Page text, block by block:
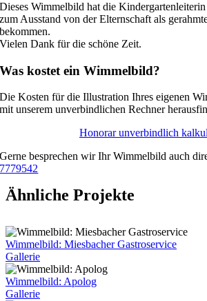
Image
Dieses Wimmelbild hat die
zum Ausstand von der Elternschaft als
bekommen.
Vielen Dank für die schöne Zeit.
Was kostet ein Wimmelbild?
Die Kosten für die Illustration Ihres eigenen
mit unserem unverbindlichen Rechner
Honorar unverbindlich
Gerne besprechen wir Ihr Wimmelbild auch
7779542
Ähnliche Projekte
Wimmelbild: Miesbacher Gastroservice
Gallerie
Wimmelbild: Apolog
Gallerie